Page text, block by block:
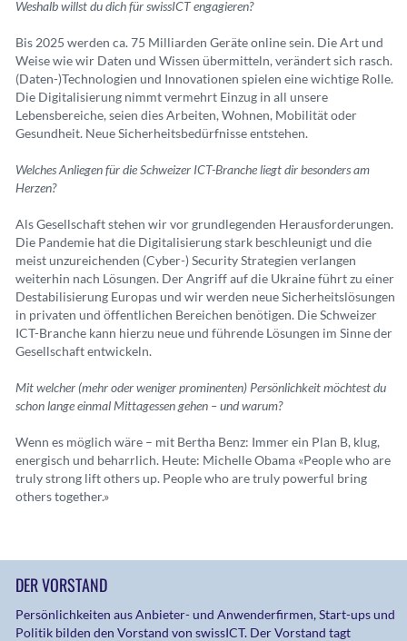
Weshalb willst du dich für swissICT engagieren?
Bis 2025 werden ca. 75 Milliarden Geräte online sein. Die Art und
Weise wie wir Daten und Wissen übermitteln, verändert sich rasch.
(Daten-)Technologien und Innovationen spielen eine wichtige Rolle.
Die Digitalisierung nimmt vermehrt Einzug in all unsere
Lebensbereiche, seien dies Arbeiten, Wohnen, Mobilität oder
Gesundheit. Neue Sicherheitsbedürfnisse entstehen.
Welches Anliegen für die Schweizer ICT-Branche liegt dir besonders am
Herzen?
Als Gesellschaft stehen wir vor grundlegenden Herausforderungen.
Die Pandemie hat die Digitalisierung stark beschleunigt und die
meist unzureichenden (Cyber-) Security Strategien verlangen
weiterhin nach Lösungen. Der Angriff auf die Ukraine führt zu einer
Destabilisierung Europas und wir werden neue Sicherheitslösungen
in privaten und öffentlichen Bereichen benötigen. Die Schweizer
ICT-Branche kann hierzu neue und führende Lösungen im Sinne der
Gesellschaft entwickeln.
Mit welcher (mehr oder weniger prominenten) Persönlichkeit möchtest du
schon lange einmal Mittagessen gehen – und warum?
Wenn es möglich wäre – mit Bertha Benz: Immer ein Plan B, klug,
energisch und beharrlich. Heute: Michelle Obama «People who are
truly strong lift others up. People who are truly powerful bring
others together.»
DER VORSTAND
Persönlichkeiten aus Anbieter- und Anwenderfirmen, Start-ups und
Politik bilden den Vorstand von swissICT. Der Vorstand tagt